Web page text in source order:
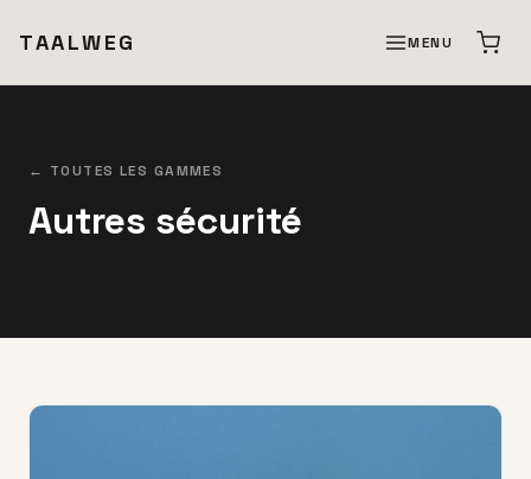
TAALWEG MENU
← TOUTES LES GAMMES
Autres sécurité